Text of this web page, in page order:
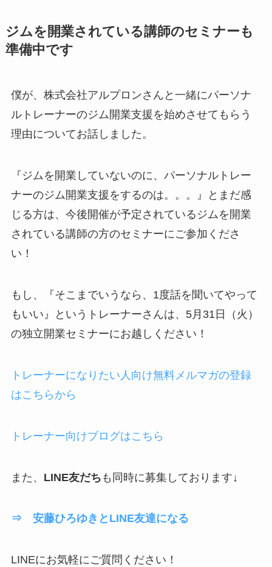
ジムを開業されている講師のセミナーも
準備中です
僕が、株式会社アルプロンさんと一緒にパーソナ
ルトレーナーのジム開業支援を始めさせてもらう
理由についてお話しました。
『ジムを開業していないのに、パーソナルトレー
ナーのジム開業支援をするのは。。。』とまだ感
じる方は、今後開催が予定されているジムを開業
されている講師の方のセミナーにご参加くださ
い！
もし、『そこまでいうなら、1度話を聞いてやって
もいい』というトレーナーさんは、5月31日（火）
の独立開業セミナーにお越しください！
トレーナーになりたい人向け無料メルマガの登録
はこちらから
トレーナー向けブログはこちら
また、 LINE友だち も同時に募集しております↓
⇒ 安藤ひろゆきとLINE友達になる
LINEにお気軽にご質問ください！